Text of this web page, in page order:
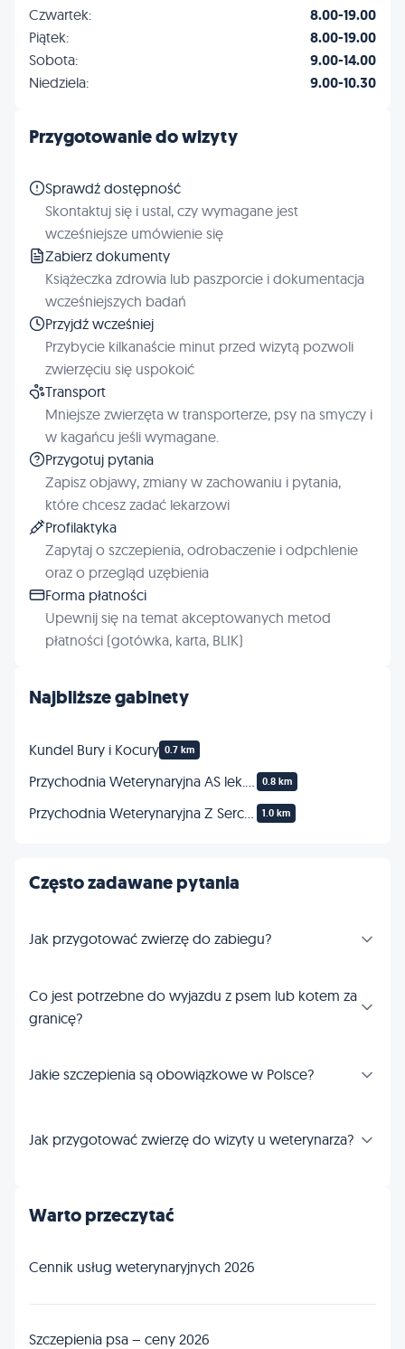
Najbliższe gabinety
Kundel Bury i Kocury 0.7 km
0.8 km
1.0 km
Często zadawane pytania
Jak przygotować zwierzę do zabiegu?
Co jest potrzebne do wyjazdu z psem lub kotem za
granicę?
Jakie szczepienia są obowiązkowe w Polsce?
Jak przygotować zwierzę do wizyty u weterynarza?
Czwartek: 8.00-19.00
Piątek: 8.00-19.00
Sobota: 9.00-14.00
Niedziela: 9.00-10.30
Przygotowanie do wizyty
Sprawdź dostępność
Skontaktuj się i ustal, czy wymagane jest
wcześniejsze umówienie się
Zabierz dokumenty
Książeczka zdrowia lub paszporcie i dokumentacja
wcześniejszych badań
Przyjdź wcześniej
Przybycie kilkanaście minut przed wizytą pozwoli
zwierzęciu się uspokoić
Transport
Mniejsze zwierzęta w transporterze, psy na smyczy i
w kagańcu jeśli wymagane.
Przygotuj pytania
Zapisz objawy, zmiany w zachowaniu i pytania,
które chcesz zadać lekarzowi
Profilaktyka
Zapytaj o szczepienia, odrobaczenie i odpchlenie
oraz o przegląd uzębienia
Forma płatności
Upewnij się na temat akceptowanych metod
płatności (gotówka, karta, BLIK)
Warto przeczytać
Cennik usług weterynaryjnych 2026
Szczepienia psa – ceny 2026